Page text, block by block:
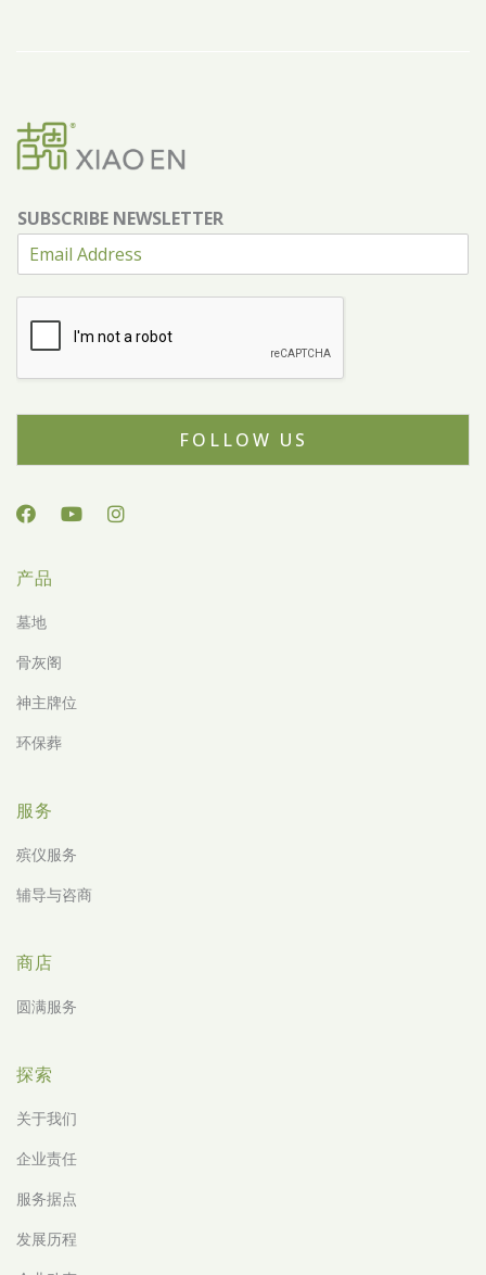
SUBSCRIBE NEWSLETTER
FOLLOW US
产品
墓地
骨灰阁
神主牌位
环保葬
服务
殡仪服务
辅导与咨商
商店
圆满服务
探索
关于我们
企业责任
服务据点
发展历程